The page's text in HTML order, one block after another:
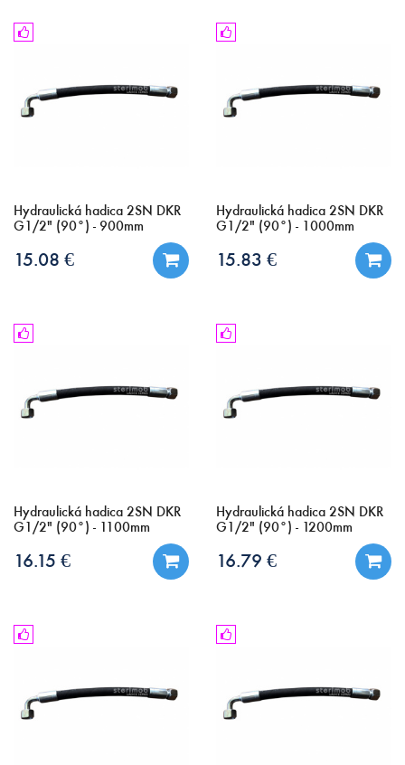
Hydraulická hadica 2SN DKR
G1/2" (90°) - 900mm
15.08 €
Hydraulická hadica 2SN DKR
G1/2" (90°) - 1000mm
15.83 €
Hydraulická hadica 2SN DKR
G1/2" (90°) - 1100mm
16.15 €
Hydraulická hadica 2SN DKR
G1/2" (90°) - 1200mm
16.79 €